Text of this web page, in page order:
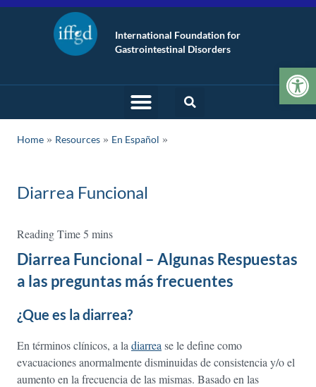
International Foundation for
Gastrointestinal Disorders
Home » Resources » En Español
Diarrea Funcional
Diarrea Funcional – Algunas Respuestas
a las preguntas más frecuentes
¿Que es la diarrea?
En términos clínicos, a la diarrea se le define como
evacuaciones anormalmente disminuidas de consistencia y/o el
aumento en la frecuencia de las mismas. Basado en las